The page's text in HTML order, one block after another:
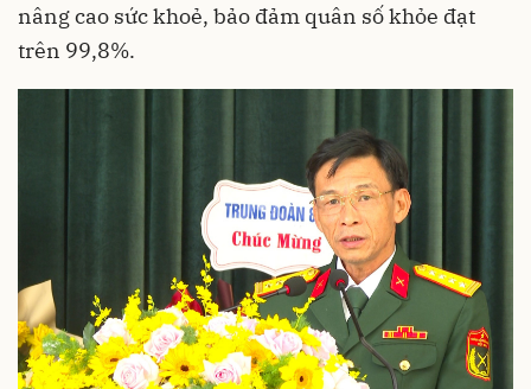
nâng cao sức khoẻ, bảo đảm quân số khỏe đạt
trên 99,8%.